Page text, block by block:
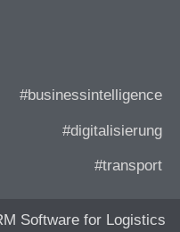
#businessintelligence
#digitalisierung
#transport
Software for Logistics